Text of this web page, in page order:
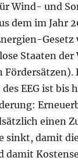
Wind- und
dem im Jahr
Gesetz
Staaten
Fördersätzen).
EEG ist bis
einen
sinkt, damit
damit